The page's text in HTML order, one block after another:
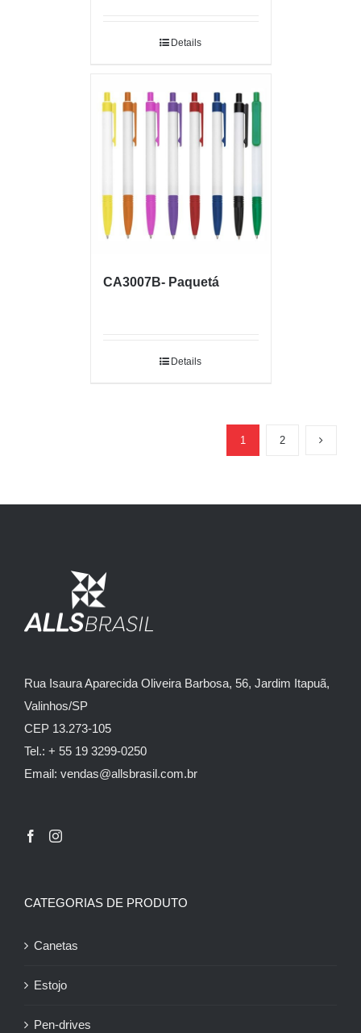
Details
CA3007B- Paquetá
Details
1 2
Rua Isaura Aparecida Oliveira Barbosa, 56, Jardim Itapuã,
Valinhos/SP
CEP 13.273-105
Tel.: + 55 19 3299-0250
Email: vendas@allsbrasil.com.br
CATEGORIAS DE PRODUTO
Canetas
Estojo
Pen-drives